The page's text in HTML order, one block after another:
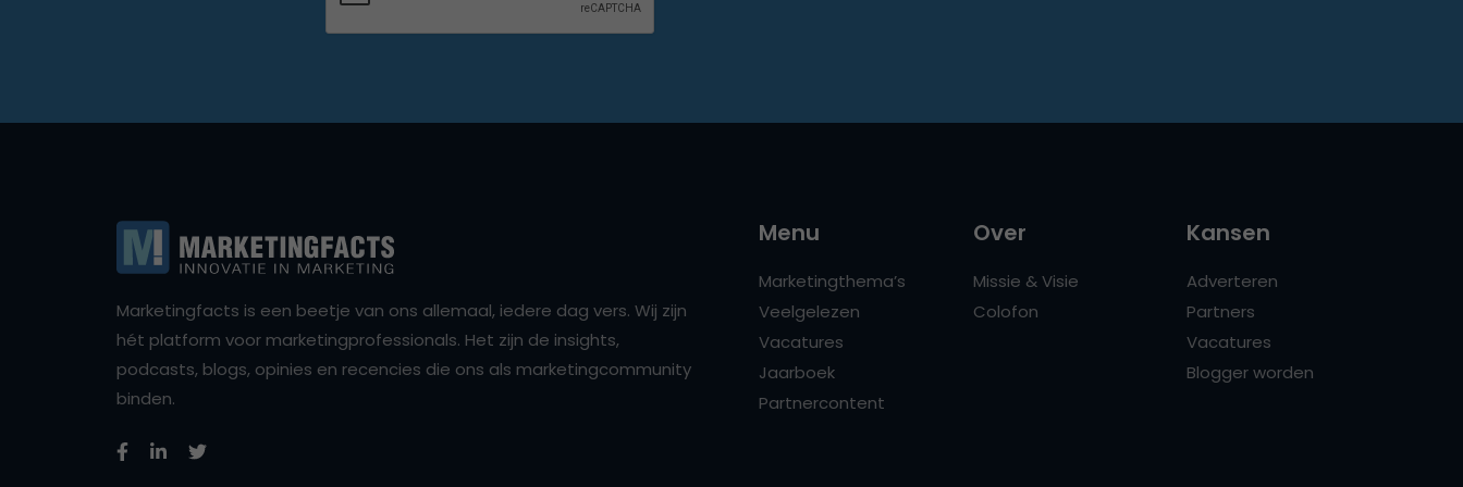
Marketingfacts is een beetje van ons allemaal, iedere dag vers. Wij zijn
hét platform voor marketingprofessionals. Het zijn de insights,
podcasts, blogs, opinies en recencies die ons als marketingcommunity
binden.
Menu
Marketingthema’s
Veelgelezen
Vacatures
Jaarboek
Partnercontent
Over
Missie & Visie
Colofon
Kansen
Adverteren
Partners
Vacatures
Blogger worden